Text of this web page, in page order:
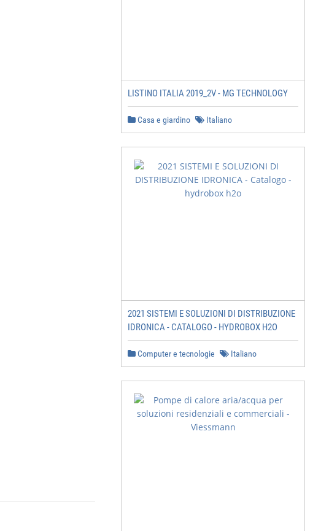
LISTINO ITALIA 2019_2V - MG TECHNOLOGY
Casa e giardino Italiano
2021 SISTEMI E SOLUZIONI DI DISTRIBUZIONE
IDRONICA - CATALOGO - HYDROBOX H2O
Computer e tecnologie Italiano